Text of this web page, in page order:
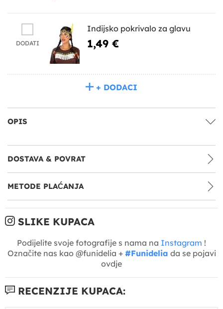
DODATI
Indijsko pokrivalo za glavu
1,49 €
+ DODACI
OPIS
DOSTAVA & POVRAT
METODE PLAĆANJA
SLIKE KUPACA
Podijelite svoje fotografije s nama na Instagram !
Označite nas kao @funidelia + #Funidelia da se pojavi
ovdje
RECENZIJE KUPACA: